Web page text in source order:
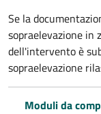
Se la
sopraelevazione in
dell'intervento è
sopraelevazione
Moduli da